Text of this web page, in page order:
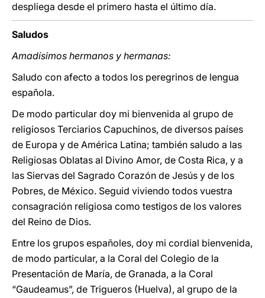
despliega desde el primero hasta el último día.
Saludos
Amadísimos hermanos y hermanas:
Saludo con afecto a todos los peregrinos de lengua
española.
De modo particular doy mi bienvenida al grupo de
religiosos Terciarios Capuchinos, de diversos países
de Europa y de América Latina; también saludo a las
Religiosas Oblatas al Divino Amor, de Costa Rica, y a
las Siervas del Sagrado Corazón de Jesús y de los
Pobres, de México. Seguid viviendo todos vuestra
consagración religiosa como testigos de los valores
del Reino de Dios.
Entre los grupos españoles, doy mi cordial bienvenida,
de modo particular, a la Coral del Colegio de la
Presentación de María, de Granada, a la Coral
“Gaudeamus”, de Trigueros (Huelva), al grupo de la